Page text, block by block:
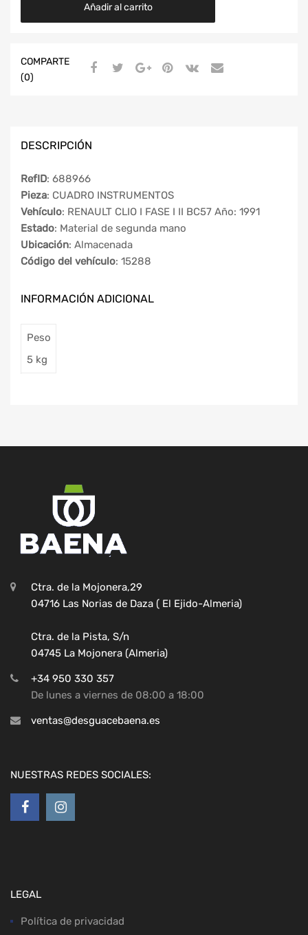
Añadir al carrito
COMPARTE
(0)
DESCRIPCIÓN
RefID: 688966
Pieza: CUADRO INSTRUMENTOS
Vehículo: RENAULT CLIO I FASE I II BC57 Año: 1991
Estado: Material de segunda mano
Ubicación: Almacenada
Código del vehículo: 15288
INFORMACIÓN ADICIONAL
Peso
5 kg
Ctra. de la Mojonera,29
04716 Las Norias de Daza ( El Ejido-Almeria)
Ctra. de la Pista, S/n
04745 La Mojonera (Almeria)
+34 950 330 357
De lunes a viernes de 08:00 a 18:00
ventas@desguacebaena.es
NUESTRAS REDES SOCIALES:
LEGAL
Política de privacidad